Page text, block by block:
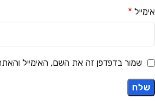
אימייל *
שמור בדפדפן זה את השם, האימייל